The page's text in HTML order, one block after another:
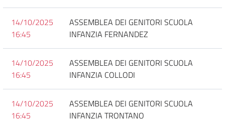
14/10/2025
16:45
ASSEMBLEA DEI GENITORI SCUOLA
INFANZIA FERNANDEZ
14/10/2025
16:45
ASSEMBLEA DEI GENITORI SCUOLA
INFANZIA COLLODI
14/10/2025
16:45
ASSEMBLEA DEI GENITORI SCUOLA
INFANZIA TRONTANO